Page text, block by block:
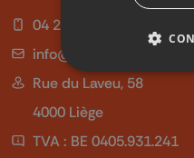
04 254 99 99
info@qu4tre.be
Rue du Laveu, 58
4000 Liège
TVA : BE 0405.931.241